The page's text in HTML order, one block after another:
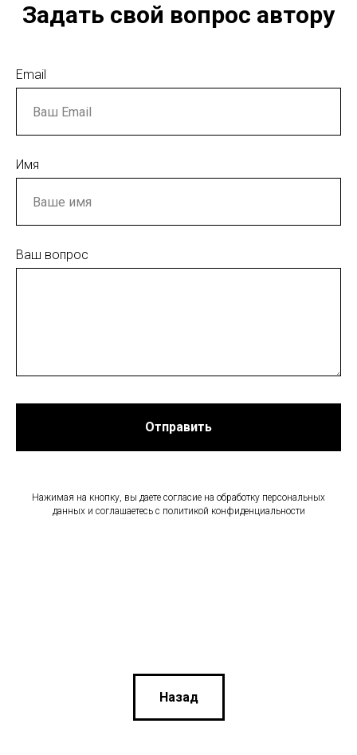
Задать свой вопрос автору
Email
Имя
Ваш вопрос
Отправить
Нажимая на кнопку, вы даете согласие на обработку персональных
данных и соглашаетесь c политикой конфиденциальности
Назад